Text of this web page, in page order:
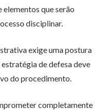
que serão
disciplinar.
exige uma postura
de defesa deve
do procedimento.
completamente